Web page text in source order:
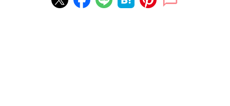
いた時期は一体どんな風だったのだろう…と思い出さなければわ